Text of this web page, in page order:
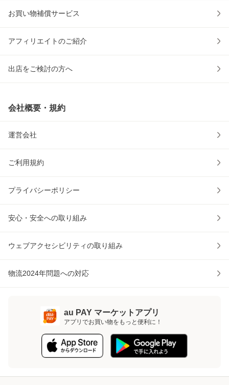
お買い物補償サービス
アフィリエイトのご紹介
出店をご検討の方へ
会社概要・規約
運営会社
ご利用規約
プライバシーポリシー
安心・安全への取り組み
ウェブアクセシビリティの取り組み
物流2024年問題への対応
au PAY マーケットアプリ
アプリでお買い物をもっと便利に！